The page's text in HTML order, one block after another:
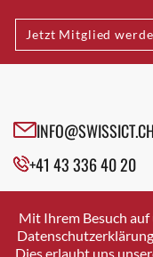
Bäretswil
Bülach
Cazis
Crissier
Davos Platz
Dierikon
Dietikon
Jetzt Mitglied
INFO@SWISSICT.CH
+41 43 336 40 20
SWISSICT
VULKANSTRASSE 120
8048 ZURICH
Mit Ihrem Besuch
Dies erlaubt uns